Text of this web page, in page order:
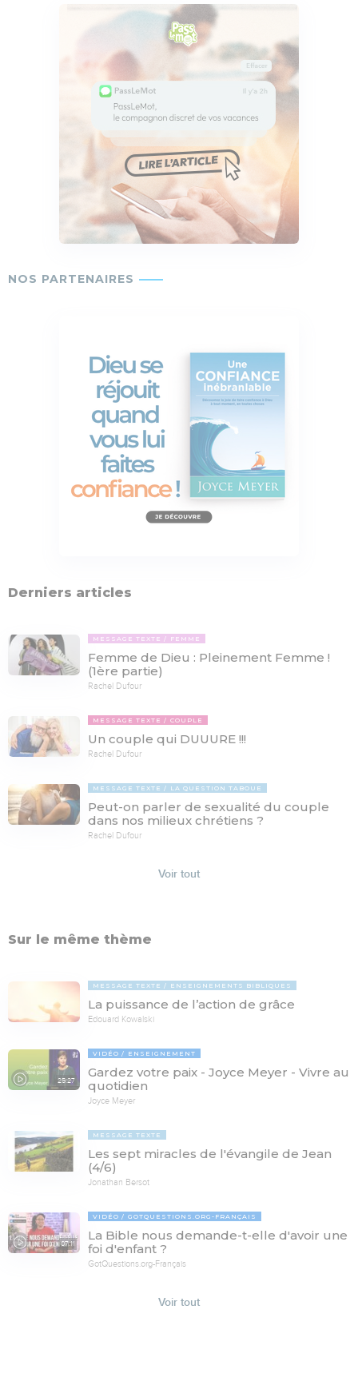
Derniers articles
MESSAGE TEXTE FEMME
Femme de Dieu : Pleinement Femme !
(1ère partie)
Rachel Dufour
MESSAGE TEXTE COUPLE
Un couple qui DUUURE !!!
Rachel Dufour
MESSAGE TEXTE LA QUESTION TABOUE
Peut-on parler de sexualité du couple
dans nos milieux chrétiens ?
Rachel Dufour
Voir tout
Sur le même thème
MESSAGE TEXTE ENSEIGNEMENTS BIBLIQUES
La puissance de l’action de grâce
Edouard Kowalski
25:27
VIDÉO ENSEIGNEMENT
Gardez votre paix - Joyce Meyer - Vivre au
quotidien
Joyce Meyer
MESSAGE TEXTE
Les sept miracles de l'évangile de Jean
(4/6)
Jonathan Bersot
07:11
VIDÉO GOTQUESTIONS.ORG-FRANÇAIS
La Bible nous demande-t-elle d'avoir une
foi d'enfant ?
GotQuestions.org-Français
Voir tout